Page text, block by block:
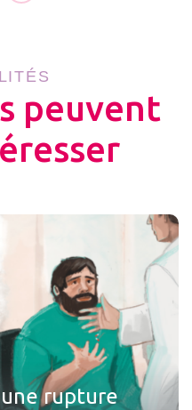
peuvent
une rupture